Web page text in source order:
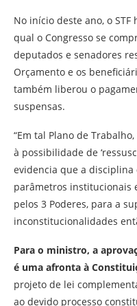
No início deste ano, o
qual o Congresso se
deputados e senadores
Orçamento e os
também liberou o
suspensas.
“Em tal Plano de
à possibilidade de
evidencia que a
parâmetros institucionais
pelos 3 Poderes, para a
inconstitucionalidades
Para o ministro, a
é uma afronta à
projeto de lei
ao devido processo